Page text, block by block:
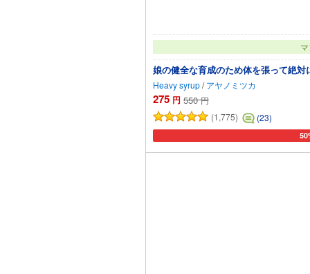
娘の健全な育成のため体を張って絶
Heavy syrup/ アヤノミツカ
275 円 550 円
(1,775)
(23)
カ